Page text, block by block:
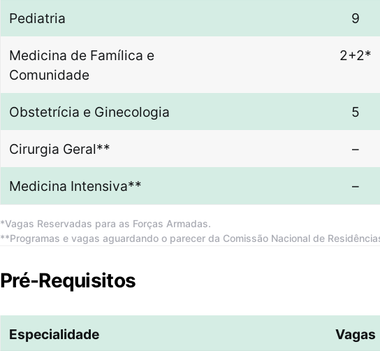
Pediatria 9
Medicina de Famílica e
Comunidade
2+2*
Obstetrícia e Ginecologia 5
Cirurgia Geral** –
Medicina Intensiva** –
*Vagas Reservadas para as Forças Armadas.
**Programas e vagas aguardando o parecer da Comissão Nacional de
Pré-Requisitos
Especialidade Vagas